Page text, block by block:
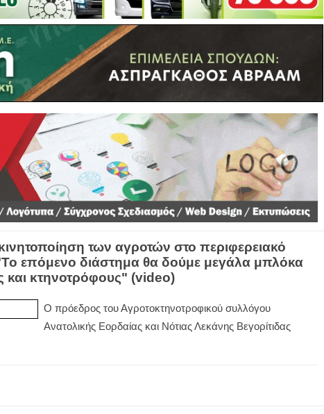
των αγροτών στο περιφερειακό
επόμενο διάστημα θα δούμε μεγάλα μπλόκα
κτηνοτρόφους" (video)
Ο πρόεδρος του Αγροτοκτηνοτροφικού συλλόγου
Ανατολικής Εορδαίας και Νότιας Λεκάνης Βεγορίτιδας